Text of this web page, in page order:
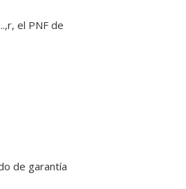
el PNF de
de garantía